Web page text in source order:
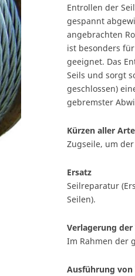
Entrollen der
gespannt
angebrachten
ist besonders
geeignet. Das
Seils und sorgt
geschlossen)
gebremster
Kürzen aller
Zugseile, um
Ersatz
Seilreparatur
Seilen).
Verlagerung der
Im Rahmen der
Ausführung